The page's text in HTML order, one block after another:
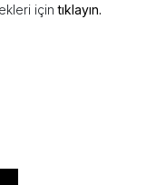
içintıklayın.